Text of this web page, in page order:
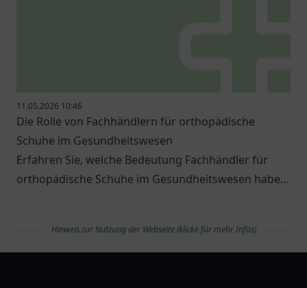
11.05.2026 10:46
Die Rolle von Fachhändlern für orthopädische
Schuhe im Gesundheitswesen
Erfahren Sie, welche Bedeutung Fachhändler für
orthopädische Schuhe im Gesundheitswesen haben
Hinweis zur Nutzung der Webseite (klicke für mehr Infos)